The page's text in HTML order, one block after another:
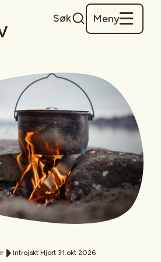
Søk Meny
Introjakt Hjort 31.okt 2026